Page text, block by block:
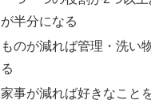
が半分になる
ものが減れば管理・洗い
る
家事が減れば好きなこと